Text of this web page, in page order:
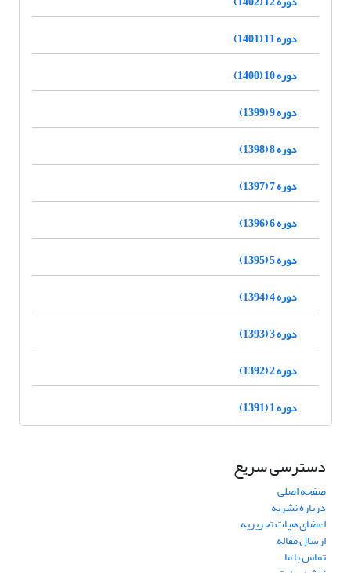
دوره 11 (1401)
دوره 10 (1400)
دوره 9 (1399)
دوره 8 (1398)
دوره 7 (1397)
دوره 6 (1396)
دوره 5 (1395)
دوره 4 (1394)
دوره 3 (1393)
دوره 2 (1392)
دوره 1 (1391)
دسترسی سریع
صفحه اصلی
درباره نشریه
اعضای هیات تحریریه
ارسال مقاله
تماس با ما